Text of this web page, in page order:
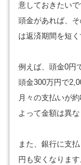
意しておきたいで
頭金があれば、
は返済期間を短く
例えば、頭金0円
頭金300万円で
月々の支払いが
よって金額は異
また、銀行に支
円も安くなりま